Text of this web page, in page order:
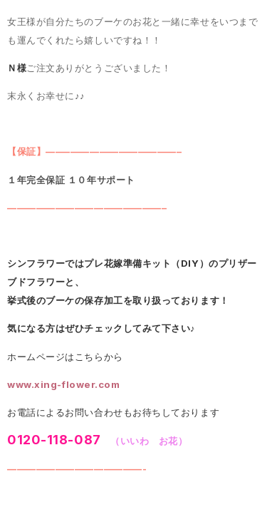
女王様が自分たちのブーケのお花と一緒に幸せをいつまで
も運んでくれたら嬉しいですね！！
Ｎ様ご注文ありがとうございました！
末永くお幸せに♪♪
【保証】——–———————————–
１年完全保証 １０年サポート
————————————————–
シンフラワーではプレ花嫁準備キット（DIY）のプリザー
ブドフラワーと、
挙式後のブーケの保存加工を取り扱っております！
気になる方はぜひチェックしてみて下さい♪
ホームページはこちらから
www.xing-flower.com
お電話によるお問い合わせもお待ちしております
0120-118-087 （いいわ お花）
——————————————-